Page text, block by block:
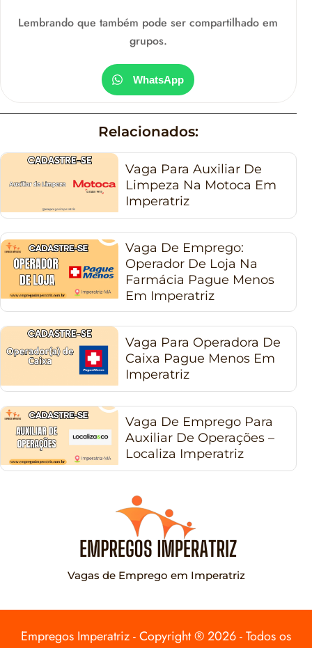
Lembrando que também pode ser compartilhado em
grupos.
WhatsApp
Relacionados:
Vaga Para Auxiliar De
Limpeza Na Motoca Em
Imperatriz
Vaga De Emprego:
Operador De Loja Na
Farmácia Pague Menos
Em Imperatriz
Vaga Para Operadora De
Caixa Pague Menos Em
Imperatriz
Vaga De Emprego Para
Auxiliar De Operações –
Localiza Imperatriz
Vagas de Emprego em Imperatriz
Empregos Imperatriz - Copyright ® 2026 - Todos os